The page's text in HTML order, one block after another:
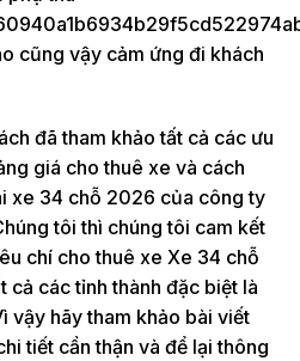
cũng vậy cảm ứng đi khách
đã tham khảo tất cả các ưu
giá cho thuê xe và cách
xe 34 chỗ 2026 của công ty
tôi thì chúng tôi cam kết
chí cho thuê xe Xe 34 chỗ
cả các tỉnh thành đặc biệt là
vậy hãy tham khảo bài viết
tiết cẩn thận và để lại thông